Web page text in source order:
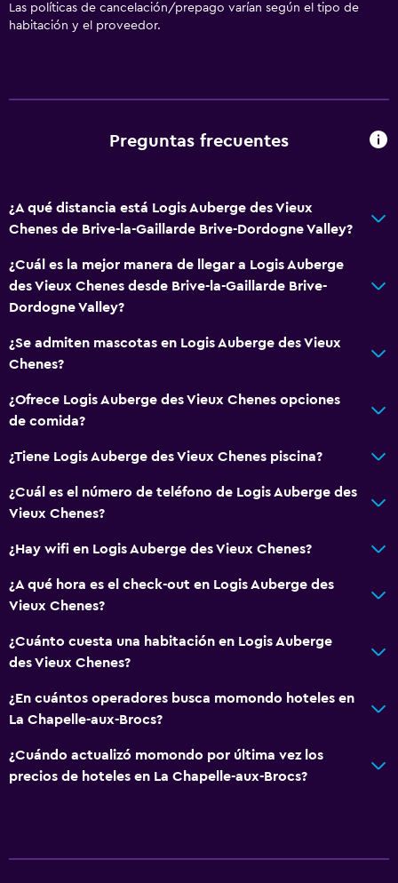
Las políticas de cancelación/prepago varían según el tipo de
habitación y el proveedor.
Preguntas frecuentes
¿A qué distancia está Logis Auberge des Vieux
Chenes de Brive-la-Gaillarde Brive-Dordogne Valley?
¿Cuál es la mejor manera de llegar a Logis Auberge
des Vieux Chenes desde Brive-la-Gaillarde Brive-
Dordogne Valley?
¿Se admiten mascotas en Logis Auberge des Vieux
Chenes?
¿Ofrece Logis Auberge des Vieux Chenes opciones
de comida?
¿Tiene Logis Auberge des Vieux Chenes piscina?
¿Cuál es el número de teléfono de Logis Auberge des
Vieux Chenes?
¿Hay wifi en Logis Auberge des Vieux Chenes?
¿A qué hora es el check-out en Logis Auberge des
Vieux Chenes?
¿Cuánto cuesta una habitación en Logis Auberge
des Vieux Chenes?
¿En cuántos operadores busca momondo hoteles en
La Chapelle-aux-Brocs?
¿Cuándo actualizó momondo por última vez los
precios de hoteles en La Chapelle-aux-Brocs?